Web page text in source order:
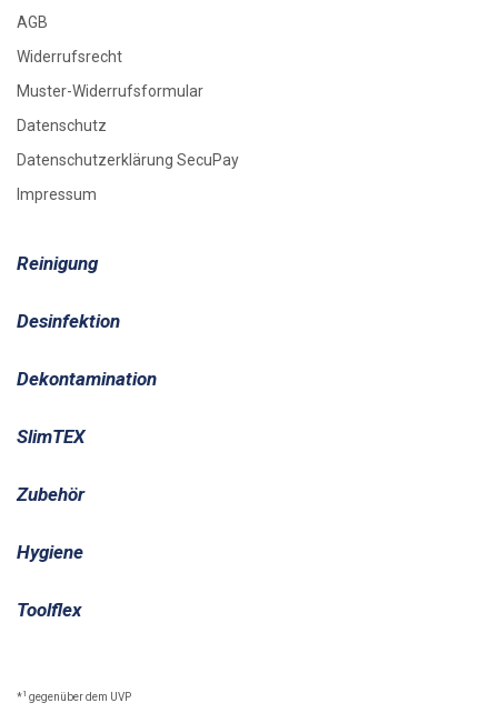
AGB
Widerrufsrecht
Muster-Widerrufsformular
Datenschutz
Datenschutzerklärung SecuPay
Impressum
Reinigung
Desinfektion
Dekontamination
SlimTEX
Zubehör
Hygiene
Toolflex
*1 gegenüber dem UVP